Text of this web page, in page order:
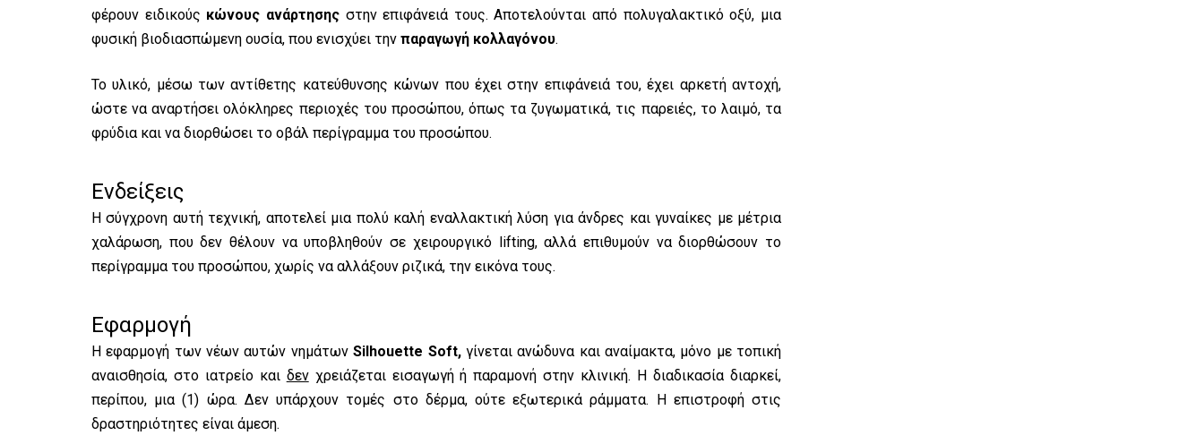
φέρουν ειδικούς κώνους ανάρτησηςστην επιφάνειά τους. Αποτελούνται από πολυγαλακτικό οξύ, μια
φυσική βιοδιασπώμενη ουσία, που ενισχύει την παραγωγή κολλαγόνου.
Το υλικό, μέσω των αντίθετης κατεύθυνσης κώνων που έχει στην επιφάνειά του, έχει αρκετή αντοχή,
ώστε να αναρτήσει ολόκληρες περιοχές του προσώπου, όπως τα ζυγωματικά, τις παρειές, το λαιμό, τα
φρύδια και να διορθώσει το οβάλ περίγραμμα του προσώπου.
Ενδείξεις
Η σύγχρονη αυτή τεχνική, αποτελεί μια πολύ καλή εναλλακτική λύση για άνδρες και γυναίκες με μέτρια
χαλάρωση, που δεν θέλουν να υποβληθούν σε χειρουργικό lifting, αλλά επιθυμούν να διορθώσουν το
περίγραμμα του προσώπου, χωρίς να αλλάξουν ριζικά, την εικόνα τους.
Εφαρμογή
Η εφαρμογή των νέων αυτών νημάτωνSilhouette Soft,γίνεται ανώδυνα και αναίμακτα, μόνο με τοπική
αναισθησία, στο ιατρείο και δενχρειάζεται εισαγωγή ή παραμονή στην κλινική. Η διαδικασία διαρκεί,
περίπου, μια (1) ώρα. Δεν υπάρχουν τομές στο δέρμα, ούτε εξωτερικά ράμματα. Η επιστροφή στις
δραστηριότητες είναι άμεση.